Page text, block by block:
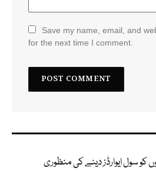
Save my name, email, and
for the next time I comment.
کو سول ایوارڈز دینے کی منظوری